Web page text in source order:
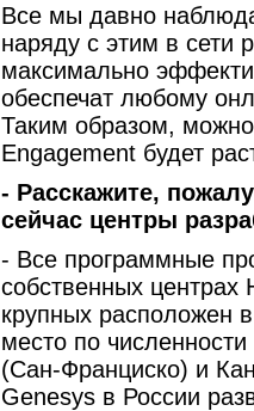
Все мы давно
наряду с этим в сети
максимально
обеспечат любому
Таким образом, можно
Engagement будет
- Расскажите,
сейчас центры
- Все программные
собственных
крупных расположен
место по
(Сан-Франциско) и
Genesys в России